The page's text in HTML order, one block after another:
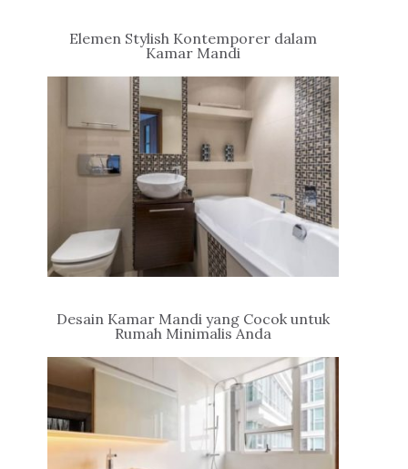
Elemen Stylish Kontemporer dalam
Kamar Mandi
Desain Kamar Mandi yang Cocok untuk
Rumah Minimalis Anda